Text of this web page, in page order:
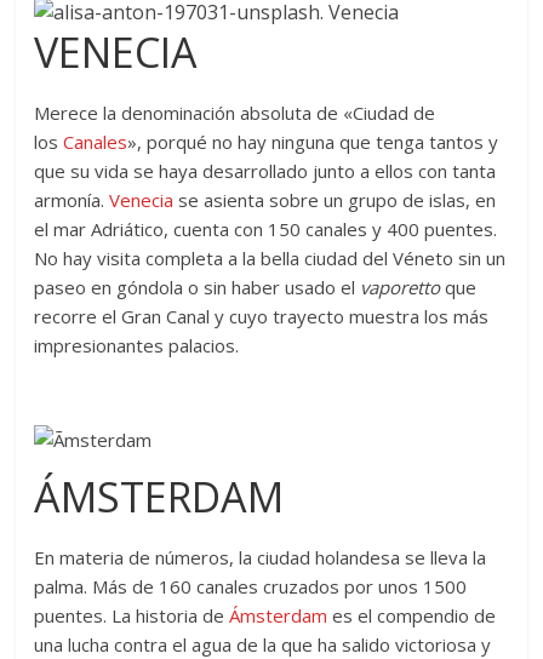
VENECIA
Merece la denominación absoluta de «Ciudad de
losCanales», porqué no hay ninguna que tenga tantos y
que su vida se haya desarrollado junto a ellos con tanta
armonía.Venecia se asienta sobre un grupo de islas, en
el mar Adriático, cuenta con 150 canales y 400 puentes.
No hay visita completa a la bella ciudad del Véneto sin un
paseo en góndola o sin haber usado el vaporettoque
recorre el Gran Canal y cuyo trayecto muestra los más
impresionantes palacios.
ÁMSTERDAM
En materia de números, la ciudad holandesa se lleva la
palma. Más de 160 canales cruzados por unos 1500
puentes. La historia deÁmsterdam es el compendio de
una lucha contra el agua de la que ha salido victoriosa y